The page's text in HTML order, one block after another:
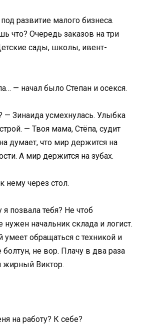
развитие малого бизнеса.
что? Очередь заказов на три
сады, школы, ивент-
— начал было Степан и осекся.
— Зинаида усмехнулась. Улыбка
— Твоя мама, Стёпа, судит
думает, что мир держится на
А мир держится на зубах.
нему через стол.
позвала тебя? Не чтоб
нужен начальник склада и логист.
обращаться с техникой и
болтун, не вор. Плачу в два раза
жирный Виктор.
на работу? К себе?